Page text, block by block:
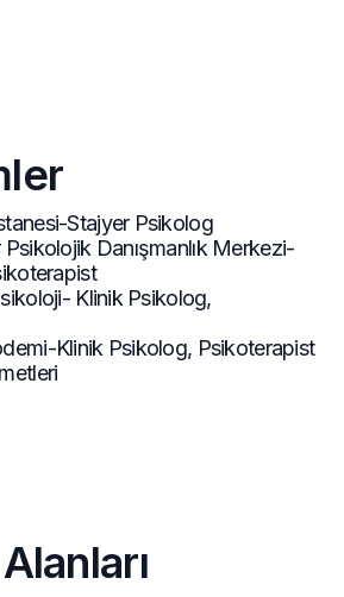
Stajyer Psikolog
Psikolojik Danışmanlık Merkezi-
Klinik Psikolog,
Klinik Psikolog, Psikoterapist